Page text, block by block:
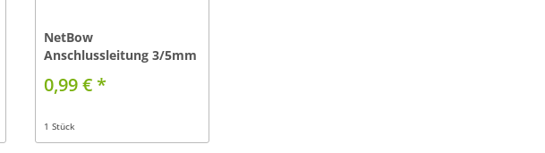
NetBow
Anschlussleitung 3/5mm
0,99 € *
1 Stück